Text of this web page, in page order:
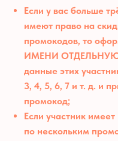
Если у вас больше
имеют право на
промокодов, то
ИМЕНИ ОТДЕЛЬНУЮ
данные этих
3, 4, 5, 6, 7 и т. д. и
промокод;
Если участник
по нескольким
Снаряжение
Реквизиты для